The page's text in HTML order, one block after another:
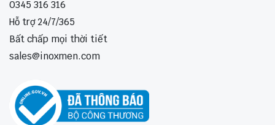
0345 316 316
Hỗ trợ 24/7/365
Bất chấp mọi thời tiết
sales@inoxmen.com